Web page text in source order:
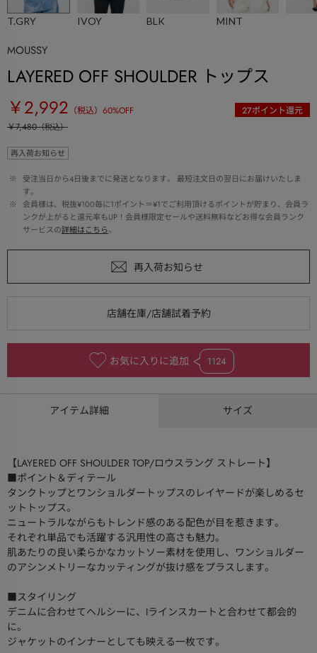
T.GRY IVOY BLK MINT
MOUSSY
LAYERED OFF SHOULDER トップス
￥2,992 （税込） 60%OFF 27ポイント還元
￥7,480（税込）
再入荷お知らせ
※
受注当日から4日後までに発送となります。 最短注文日の翌日にお届けいたしま
す。
※
会員様は、税抜¥100毎に1ポイント＝¥1でご利用頂けるポイントが貯まり、会員ラ
ンクが上がると還元率もUP！会員様限定セールや送料無料などお得な会員ランク
サービスの詳細はこちら。
お気に入りに追加 1124
アイテム詳細 サイズ
【LAYERED OFF SHOULDER TOP/ロウスラング ストレート】
■ポイント＆ディテール
タンクトップとワンショルダートップスのレイヤードが楽しめるセ
ットトップス。
ニュートラルながらもトレンド感のある配色が目を惹きます。
それぞれ単品でも活躍する汎用性の高さも魅力。
肌あたりの良い柔らかなカットソー素材を使用し、ワンショルダー
のアシンメトリーなカッティングが抜け感をプラスします。
■スタイリング
デニムに合わせてヘルシーに、Iラインスカートと合わせて都会的
に。
ジャケットのインナーとしても映える一枚です。